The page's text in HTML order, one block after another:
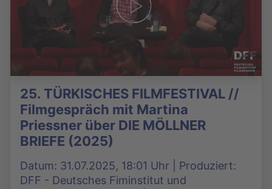
25. TÜRKISCHES FILMFESTIVAL //
Filmgespräch mit Martina
Priessner über DIE MÖLLNER
BRIEFE (2025)
Datum: 31.07.2025, 18:01 Uhr | Produziert:
DFF - Deutsches Fiminstitut und